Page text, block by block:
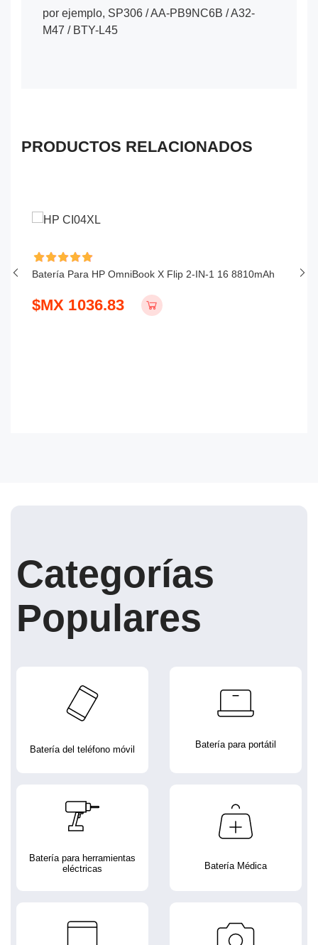
por ejemplo, SP306 / AA-PB9NC6B / A32-
M47 / BTY-L45
PRODUCTOS RELACIONADOS
Batería Para HP OmniBook X Flip 2-IN-1 16 8810mAh
$MX 1036.83
Categorías
Populares
Batería del teléfono móvil Batería para portátil
Batería para herramientas
eléctricas
Batería Médica